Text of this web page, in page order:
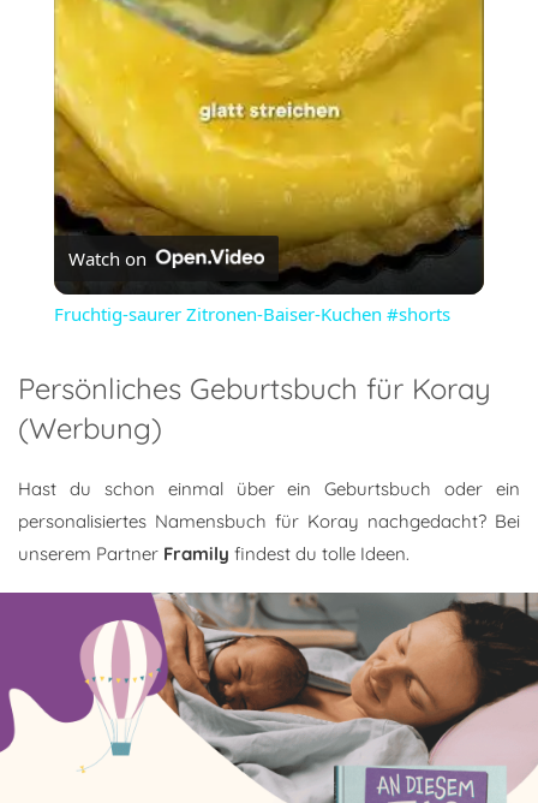
Video
Watch on
Fruchtig-saurer Zitronen-Baiser-Kuchen #shorts
Persönliches Geburtsbuch für Koray
(Werbung)
Hast du schon einmal über ein Geburtsbuch oder ein
personalisiertes Namensbuch für Koray nachgedacht? Bei
unserem Partner Framily findest du tolle Ideen.